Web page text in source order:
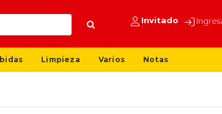
Invitado
Limpieza Varios Notas